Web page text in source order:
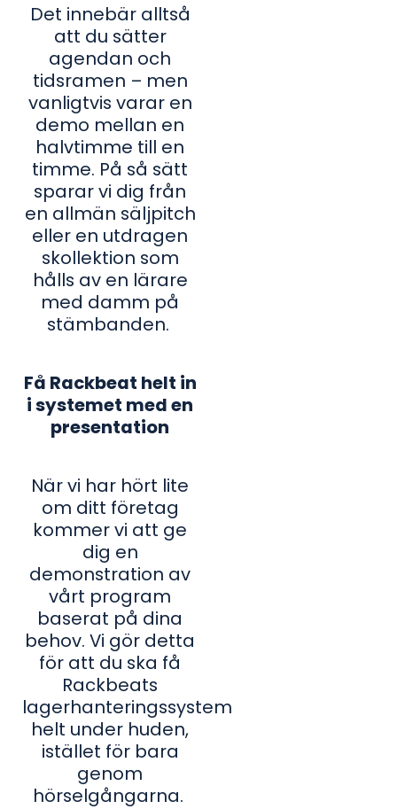
Det innebär alltså
att du sätter
agendan och
tidsramen – men
vanligtvis varar en
demo mellan en
halvtimme till en
timme. På så sätt
sparar vi dig från
en allmän säljpitch
eller en utdragen
skollektion som
hålls av en lärare
med damm på
stämbanden.
Få Rackbeat helt in
i systemet med en
presentation
När vi har hört lite
om ditt företag
kommer vi att ge
dig en
demonstration av
vårt program
baserat på dina
behov. Vi gör detta
för att du ska få
Rackbeats
lagerhanteringssystem
helt under huden,
istället för bara
genom
hörselgångarna.